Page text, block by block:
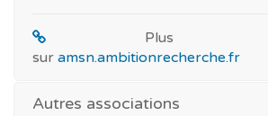
Plus
sur amsn.ambitionrecherche.fr
Autres associations